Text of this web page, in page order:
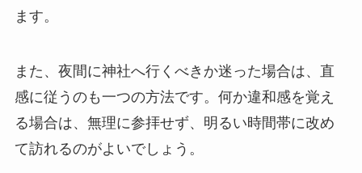
ます。
また、夜間に神社へ行くべきか迷った場合は、直
感に従うのも一つの方法です。何か違和感を覚え
る場合は、無理に参拝せず、明るい時間帯に改め
て訪れるのがよいでしょう。